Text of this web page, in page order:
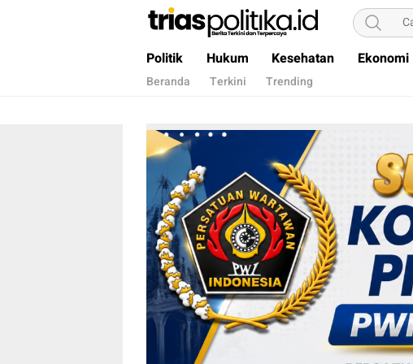
Berita Terkini & Terpercaya
Politik Hukum Kesehatan Ekonomi
Beranda Terkini Trending